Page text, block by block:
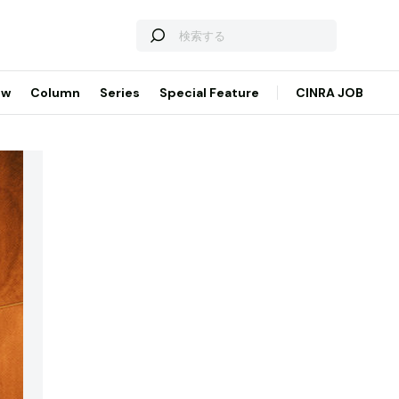
Column Series Special Feature CINRA JOB